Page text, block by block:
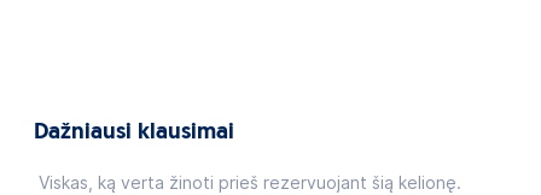
Dažniausi klausimai
Viskas, ką verta žinoti prieš rezervuojant šią kelionę.